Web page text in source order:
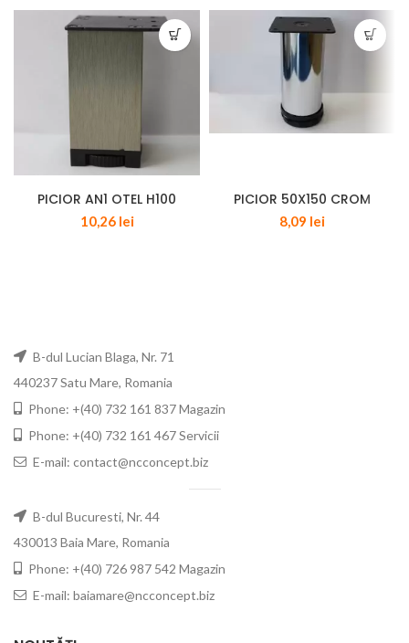
PICIOR AN1 OTEL H100
10,26 lei
PICIOR 50X150 CROM
8,09 lei
B-dul Lucian Blaga, Nr. 71
440237 Satu Mare, Romania
Phone: +(40) 732 161 837 Magazin
Phone: +(40) 732 161 467 Servicii
E-mail: contact@ncconcept.biz
B-dul Bucuresti, Nr. 44
430013 Baia Mare, Romania
Phone: +(40) 726 987 542 Magazin
E-mail: baiamare@ncconcept.biz